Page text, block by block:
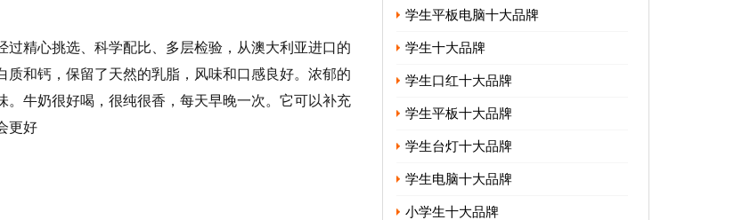
精心挑选、科学配比、多层检验，从澳大利亚进口的
和钙，保留了天然的乳脂，风味和口感良好。浓郁的
牛奶很好喝，很纯很香，每天早晚一次。它可以补充
更好
学生平板电脑十大品牌
学生十大品牌
学生口红十大品牌
学生平板十大品牌
学生台灯十大品牌
学生电脑十大品牌
小学生十大品牌